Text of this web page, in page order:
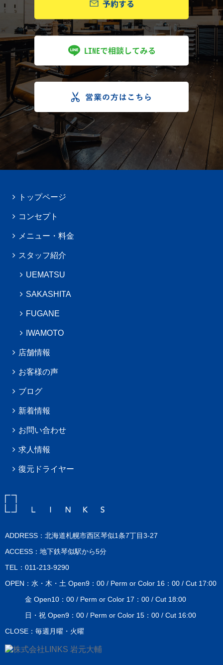
トップページ
コンセプト
メニュー・料金
スタッフ紹介
UEMATSU
SAKASHITA
FUGANE
IWAMOTO
店舗情報
お客様の声
ブログ
新着情報
お問い合わせ
求人情報
復元ドライヤー
ADDRESS：北海道札幌市西区琴似1条7丁目3-27
ACCESS：地下鉄琴似駅から5分
TEL：011-213-9290
OPEN：水・木・土 Open9：00 / Perm or Color 16：00 / Cut 17:00
金 Open10：00 / Perm or Color 17：00 / Cut 18:00
日・祝 Open9：00 / Perm or Color 15：00 / Cut 16:00
CLOSE：毎週月曜・火曜